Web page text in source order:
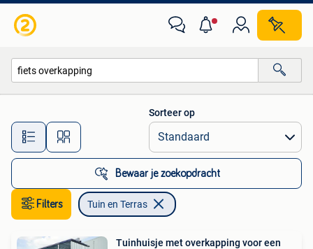
Alle afstanden…
Sorteer op
Bewaar je zoekopdracht
Filters Tuin en Terras
Tuinhuisje met overkapping voor een